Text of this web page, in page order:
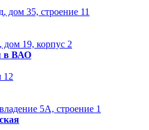
дом 35, строение 11
дом 19, корпус 2
в ВАО
12
5А, строение 1